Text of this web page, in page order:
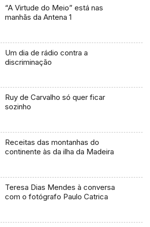
“A Virtude do Meio” está nas
manhãs da Antena 1
Um dia de rádio contra a
discriminação
Ruy de Carvalho só quer ficar
sozinho
Receitas das montanhas do
continente às da ilha da Madeira
Teresa Dias Mendes à conversa
com o fotógrafo Paulo Catrica